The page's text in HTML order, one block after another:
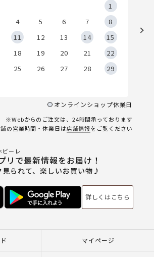
1
4 5 6 7
8
11 12 13 14
15
18 19 20 21
22
25 26 27 28
29
オンラインショップ休業日
※Webからのご注文は、24時間承っております
の営業時間・休業日は店舗情報をご覧ください
ビーレ
リで最新情報をお届け！
見られて、楽しいお買い物♪
詳しくはこちら
マイページ